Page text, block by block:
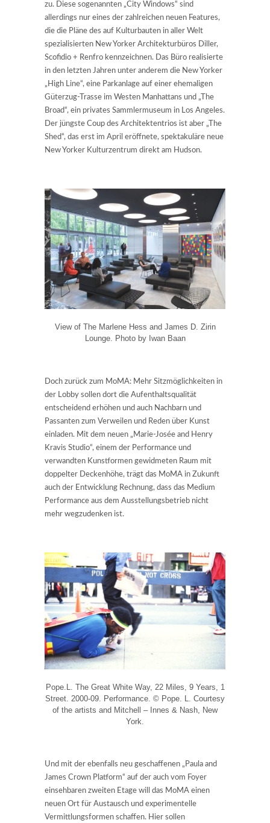
zu. Diese sogenannten „City Windows“ sind
allerdings nur eines der zahlreichen neuen Features,
die die Pläne des auf Kulturbauten in aller Welt
spezialisierten New Yorker Architekturbüros Diller,
Scofidio + Renfro kennzeichnen. Das Büro realisierte
in den letzten Jahren unter anderem die New Yorker
„High Line“, eine Parkanlage auf einer ehemaligen
Güterzug-Trasse im Westen Manhattans und „The
Broad“, ein privates Sammlermuseum in Los Angeles.
Der jüngste Coup des Architektentrios ist aber „The
Shed“, das erst im April eröffnete, spektakuläre neue
New Yorker Kulturzentrum direkt am Hudson.
View of The Marlene Hess and James D. Zirin
Lounge. Photo by Iwan Baan
Doch zurück zum MoMA: Mehr Sitzmöglichkeiten in
der Lobby sollen dort die Aufenthaltsqualität
entscheidend erhöhen und auch Nachbarn und
Passanten zum Verweilen und Reden über Kunst
einladen. Mit dem neuen „Marie-Josée and Henry
Kravis Studio“, einem der Performance und
verwandten Kunstformen gewidmeten Raum mit
doppelter Deckenhöhe, trägt das MoMA in Zukunft
auch der Entwicklung Rechnung, dass das Medium
Performance aus dem Ausstellungsbetrieb nicht
mehr wegzudenken ist.
Pope.L. The Great White Way, 22 Miles, 9 Years, 1
Street. 2000-09. Performance. © Pope. L. Courtesy
of the artists and Mitchell – Innes & Nash, New
York.
Und mit der ebenfalls neu geschaffenen „Paula and
James Crown Platform“ auf der auch vom Foyer
einsehbaren zweiten Etage will das MoMA einen
neuen Ort für Austausch und experimentelle
Vermittlungsformen schaffen. Hier sollen